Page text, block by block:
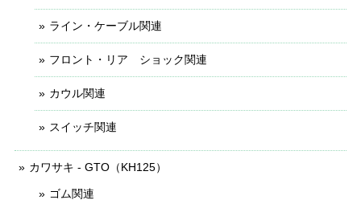
ライン・ケーブル関連
フロント・リア ショック関連
カウル関連
スイッチ関連
カワサキ - GTO（KH125）
ゴム関連